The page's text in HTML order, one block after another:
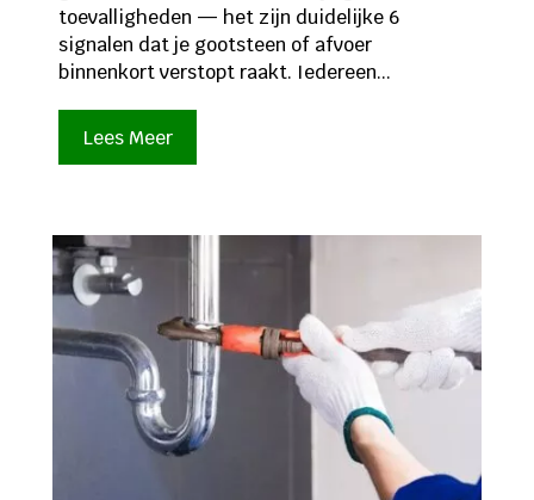
toevalligheden — het zijn duidelijke 6
signalen dat je gootsteen of afvoer
binnenkort verstopt raakt. Iedereen...
Lees Meer